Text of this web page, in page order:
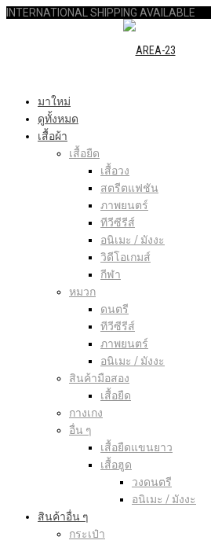
INTERNATIONAL SHIPPING AVAILABLE
มาใหม่
ดูทั้งหมด
เสื้อผ้า
เสื้อยืด
เสื้อวง
สตรีตแฟชัน
ภาพยนตร์
ทีวีซีรีส์
อนิเมะ / มังงะ
วิดีโอเกมส์
กีฬา
หมวก
ดนตรี
ทีวีซีรีส์
ภาพยนตร์
อนิเมะ / มังงะ
สินค้ามือสอง
เสื้อยืด
กางเกง
อื่น ๆ
เสื้อยืดแขนยาว
เสื้อฮูด
วงดนตรี
อนิเมะ / มังงะ
สินค้าอื่น ๆ
กระเป๋า